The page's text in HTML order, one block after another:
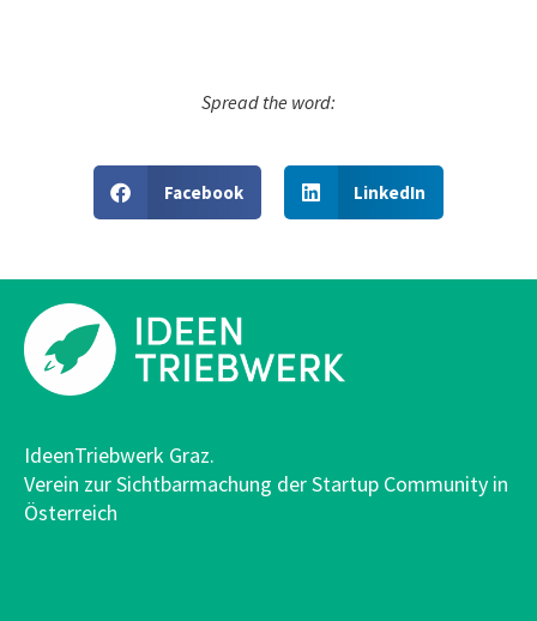
Spread the word:
Facebook LinkedIn
IdeenTriebwerk Graz.
Verein zur Sichtbarmachung der Startup Community in
Österreich